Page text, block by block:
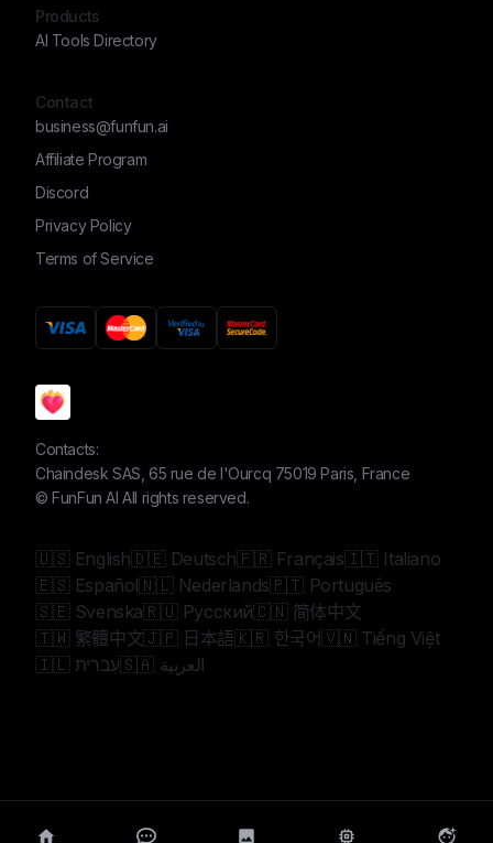
Contacts:
Chaindesk SAS, 65 rue de l'Ourcq 75019 Paris, France
©FunFun AI All rights reserved.
Products
AI Tools Directory
Contact
business@funfun.ai
Affiliate Program
Discord
Privacy Policy
Terms of Service
🇺🇸 English🇩🇪 Deutsch🇫🇷 Français🇮🇹 Italiano
🇪🇸 Español🇳🇱 Nederlands🇵🇹 Português
🇸🇪 Svenska🇷🇺 Русский🇨🇳 简体中文
🇹🇼 繁體中文🇯🇵 日本語🇰🇷 한국어🇻🇳 Tiếng Việt
🇮🇱 עברית
🇸🇦 العربية